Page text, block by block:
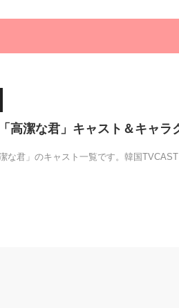
高潔な君」キャスト＆キャラ
な君」のキャスト一覧です。韓国